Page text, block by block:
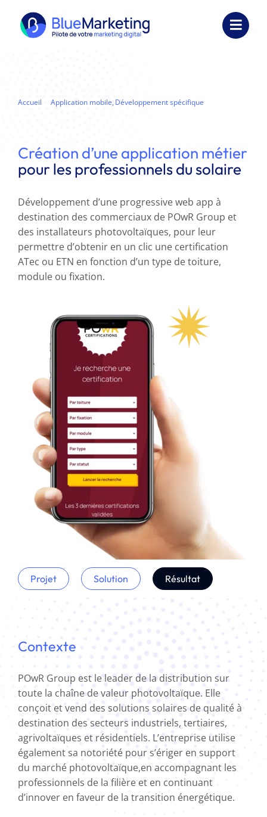
contenu
Réalisations
Société
Nous contacter
Accueil Application mobile Développement spécifique
Création d’une application métier
pour les professionnels du solaire
Développement d’une progressive web app à
destination des commerciaux de POwR Group et
des installateurs photovoltaïques, pour leur
permettre d’obtenir en un clic une certification
ATec ou ETN en fonction d’un type de toiture,
module ou fixation.
Projet Solution Résultat
Contexte
POwR Group est le leader de la distribution sur
toute la chaîne de valeur photovoltaïque. Elle
conçoit et vend des solutions solaires de qualité à
destination des secteurs industriels, tertiaires,
agrivoltaïques et résidentiels. L’entreprise utilise
également sa notoriété pour s’ériger en support
du marché photovoltaïque,en accompagnant les
professionnels de la filière et en continuant
d’innover en faveur de la transition énergétique.